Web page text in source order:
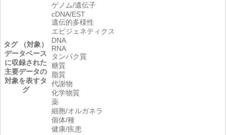
タグ （対象）
データベース
に収録された
主要データの
対象を表すタ
グ
ゲノム/遺伝子
cDNA/EST
遺伝的多様性
エピジェネティクス
DNA
RNA
タンパク質
糖質
脂質
代謝物
化学物質
薬
細胞/オルガネラ
個体/種
健康/疾患